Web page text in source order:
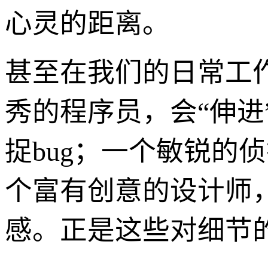
心灵的距离。
甚至在我们的日常工
秀的程序员，会“伸
捉bug；一个敏锐的
个富有创意的设计师
感。正是这些对细节